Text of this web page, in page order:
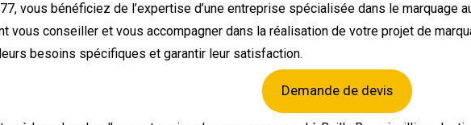
vous bénéficiez de l’expertise d’une entreprise spécialisée dans le marquage
vous conseiller et vous accompagner dans la réalisation de votre projet de
besoins spécifiques et garantir leur satisfaction.
Demande de devis